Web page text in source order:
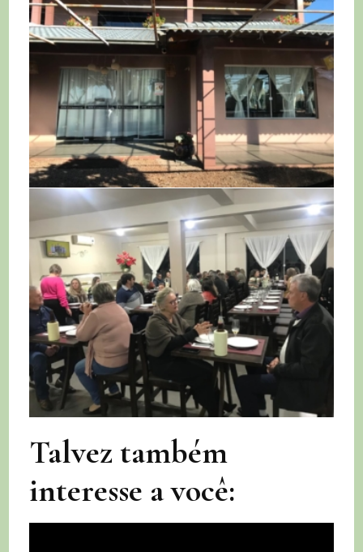
Talvez também
interesse a você: